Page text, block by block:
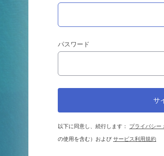
パスワード
以下に同意し、続行します： プライバシー
の使用を含む）およびサービス利用規約